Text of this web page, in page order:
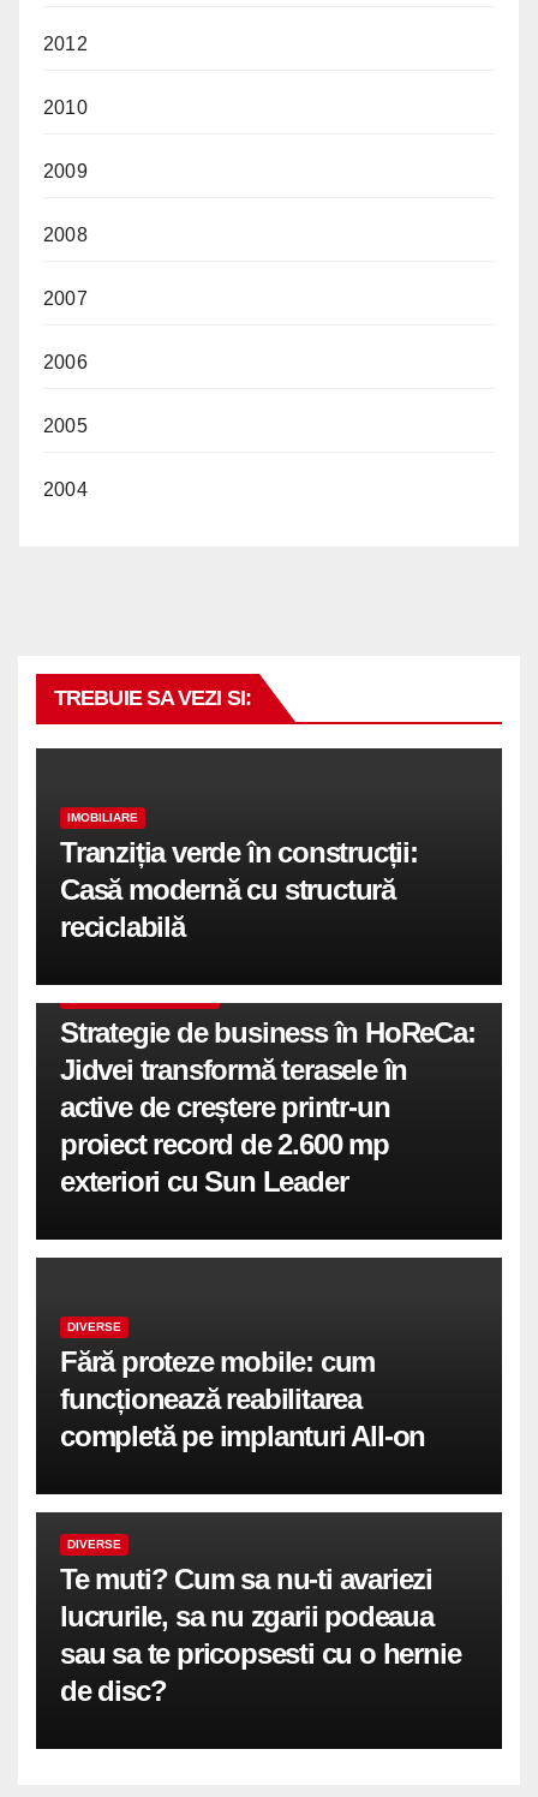
2012
2010
2009
2008
2007
2006
2005
2004
TREBUIE SA VEZI SI:
IMOBILIARE
Tranziția verde în construcții:
Casă modernă cu structură
reciclabilă
Strategie de business în HoReCa:
Jidvei transformă terasele în
active de creștere printr-un
proiect record de 2.600 mp
exteriori cu Sun Leader
DIVERSE
Fără proteze mobile: cum
funcționează reabilitarea
completă pe implanturi All-on
DIVERSE
Te muti? Cum sa nu-ti avariezi
lucrurile, sa nu zgarii podeaua
sau sa te pricopsesti cu o hernie
de disc?